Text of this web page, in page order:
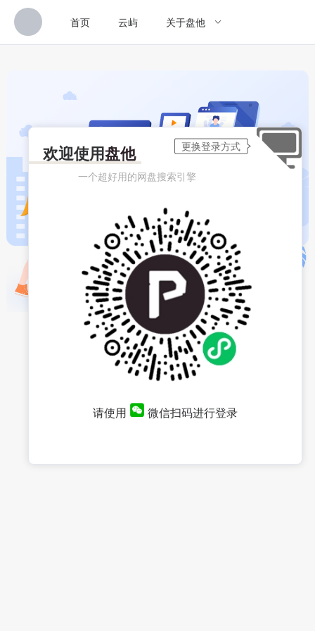
首页 云屿 关于盘他
欢迎使用盘他
一个超好用的网盘搜索引擎
请使用 微信扫码进行登录